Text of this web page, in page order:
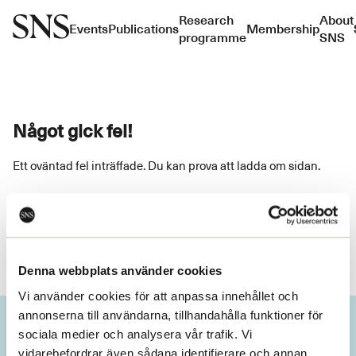
Denna webbplats använder cookies
Vi använder cookies för att anpassa innehållet och
annonserna till användarna, tillhandahålla funktioner för
sociala medier och analysera vår trafik. Vi
vidarebefordrar även sådana identifierare och annan
EventsPublicationsResearch
programmeMembershipAbout
SNS
Något gick fel!
Ett oväntad fel inträffade. Du kan prova att ladda om sidan.
Ladda om